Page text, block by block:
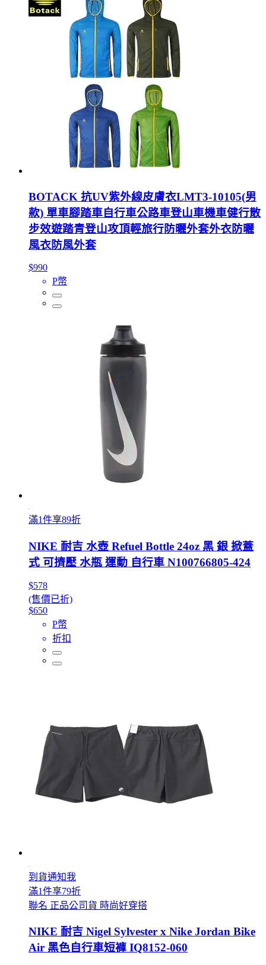
BOTACK 抗UV紫外線皮膚衣LMT3-10105(男
款) 單車腳踏車自行車公路車登山車機車健行散
步效遊踏青登山攻頂輕旅行防曬外套外衣防曬
風衣防風外套
$990
P幣
滿1件享89折
NIKE 耐吉 水壺 Refuel Bottle 24oz 黑 銀 掀蓋
式 可擠壓 水瓶 運動 自行車 N100766805-424
$578
(售價已折)
$650
P幣
折扣
到貨通知我
滿1件享79折
聯名 正品公司貨 時尚好穿搭
NIKE 耐吉 Nigel Sylvester x Nike Jordan Bike
Air 黑色自行車短褲 IQ8152-060